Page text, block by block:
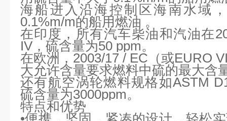
海船进入沿海控制区海南水域
0.1%m/m的船用燃油 。
在印度，所有汽车柴油和汽油在
IV，硫含量为50 ppm。
在欧洲， 2003/17 / EC（或EURO
大允许含量要求燃料中硫的最大含
还有航空涡轮燃料规格如ASTM
硫含量为3000ppm。
特点和优势